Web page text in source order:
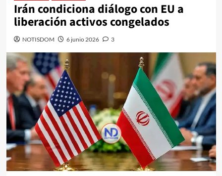
Irán condiciona diálogo con EU a
liberación activos congelados
NOTISDOM 6 junio 2026 3